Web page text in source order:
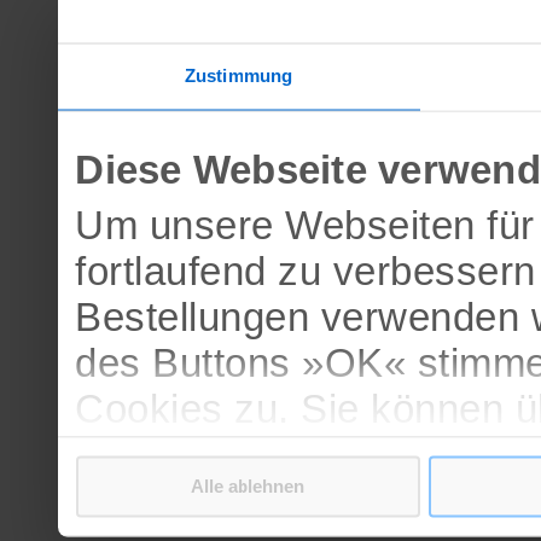
Zustimmung
Diese Webseite
Um unsere Webseiten
fortlaufend zu
Bestellungen
des Buttons »OK«
Cookies zu. Sie können
verschiedenen Cookies
bestätigen.
Alle ablehnen